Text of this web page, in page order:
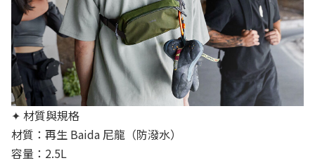
✦ 材質與規格
材質：再生 Baida 尼龍（防潑水）
容量：2.5L